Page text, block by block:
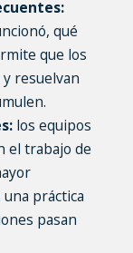
:
qué
que los
resuelvan
los equipos
el trabajo de
práctica
pasan